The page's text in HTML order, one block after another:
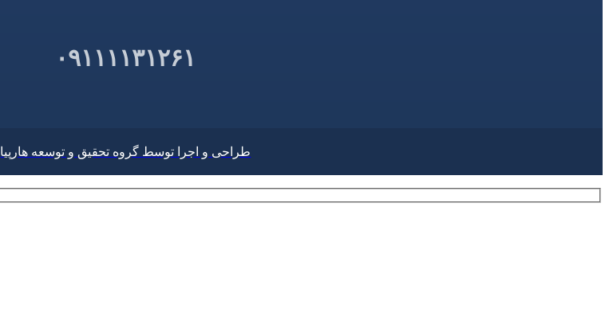
۰۹۱۱۱۱۳۱۲۶۱
طراحی و اجرا توسط گروه تحقیق و توسعه هارپیا